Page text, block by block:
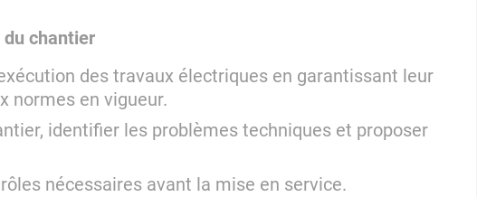
chantier
des travaux électriques en garantissant leur
normes en vigueur.
identifier les problèmes techniques et proposer
nécessaires avant la mise en service.